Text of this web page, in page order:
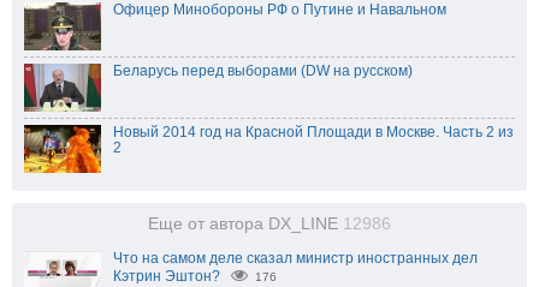
Офицер Минобороны РФ о Путине и Навальном
Беларусь перед выборами (DW на русском)
Новый 2014 год на Красной Площади в Москве. Часть 2 из
2
Еще от автора DX_LINE 12986
Что на самом деле сказал министр иностранных дел
Кэтрин Эштон?
176